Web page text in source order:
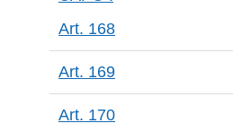
Art. 168
Art. 169
Art. 170